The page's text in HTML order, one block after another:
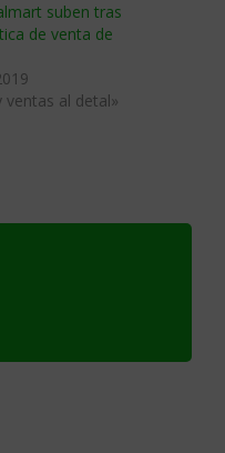
suben tras
de venta de
ventas al detal»